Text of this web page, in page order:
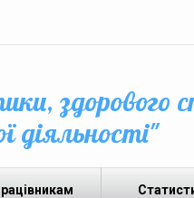
здорового
діяльності"